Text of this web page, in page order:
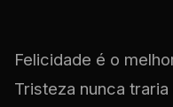
Felicidade é o
Tristeza nunca